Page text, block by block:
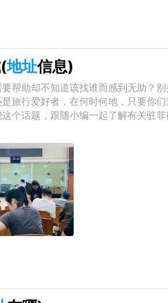
地址信息)
帮助却不知道该找谁而感到无助？
旅行爱好者，在何时何地，只要你
个话题，跟随小编一起了解有关驻